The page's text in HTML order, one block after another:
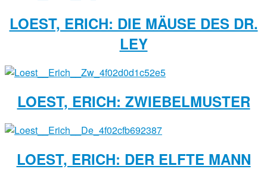
LOEST, ERICH: DIE MÄUSE DES DR.
LEY
LOEST, ERICH: ZWIEBELMUSTER
LOEST, ERICH: DER ELFTE MANN